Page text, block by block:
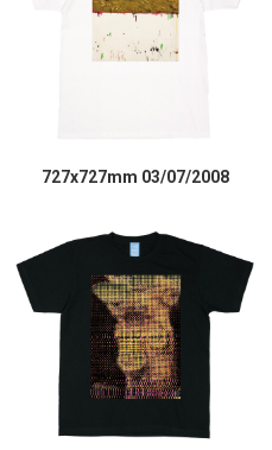
727x727mm 03/07/2008